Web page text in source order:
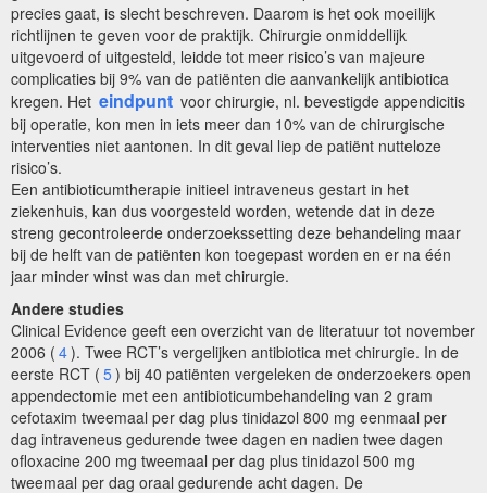
precies gaat, is slecht beschreven. Daarom is het ook moeilijk
richtlijnen te geven voor de praktijk. Chirurgie onmiddellijk
uitgevoerd of uitgesteld, leidde tot meer risico’s van majeure
complicaties bij 9% van de patiënten die aanvankelijk antibiotica
kregen. Het eindpunt voor chirurgie, nl. bevestigde appendicitis
bij operatie, kon men in iets meer dan 10% van de chirurgische
interventies niet aantonen. In dit geval liep de patiënt nutteloze
risico’s.
Een antibioticumtherapie initieel intraveneus gestart in het
ziekenhuis, kan dus voorgesteld worden, wetende dat in deze
streng gecontroleerde onderzoekssetting deze behandeling maar
bij de helft van de patiënten kon toegepast worden en er na één
jaar minder winst was dan met chirurgie.
Andere studies
Clinical Evidence geeft een overzicht van de literatuur tot november
2006 ( 4). Twee RCT’s vergelijken antibiotica met chirurgie. In de
eerste RCT ( 5) bij 40 patiënten vergeleken de onderzoekers open
appendectomie met een antibioticumbehandeling van 2 gram
cefotaxim tweemaal per dag plus tinidazol 800 mg eenmaal per
dag intraveneus gedurende twee dagen en nadien twee dagen
ofloxacine 200 mg tweemaal per dag plus tinidazol 500 mg
tweemaal per dag oraal gedurende acht dagen. De